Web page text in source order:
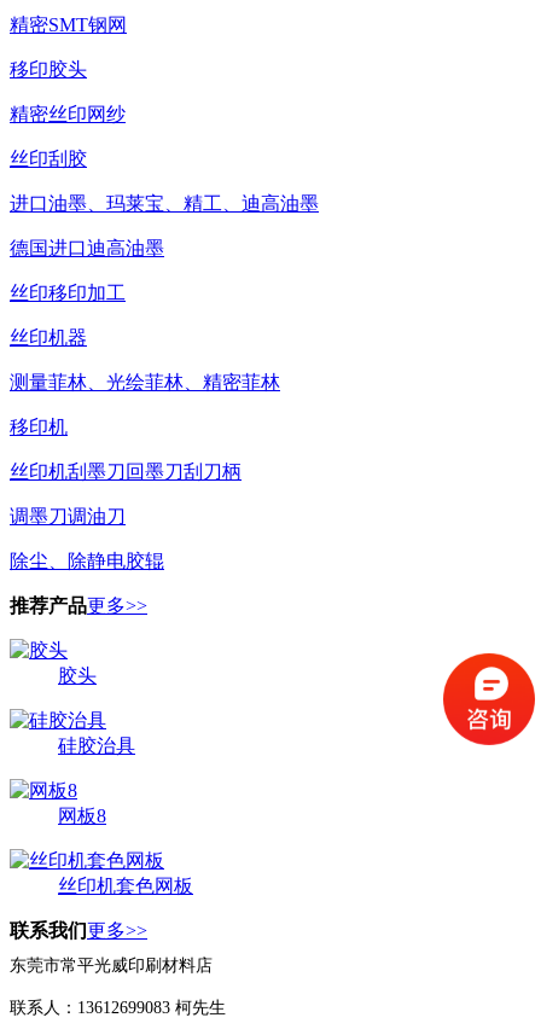
精密SMT钢网
移印胶头
精密丝印网纱
丝印刮胶
进口油墨、玛莱宝、精工、迪高油墨
德国进口迪高油墨
丝印移印加工
丝印机器
测量菲林、光绘菲林、精密菲林
移印机
丝印机刮墨刀回墨刀刮刀柄
调墨刀调油刀
除尘、除静电胶辊
推荐产品更多>>
胶头
硅胶治具
网板8
丝印机套色网板
联系我们更多>>
东莞市常平光威印刷材料店
联系人：13612699083 柯先生